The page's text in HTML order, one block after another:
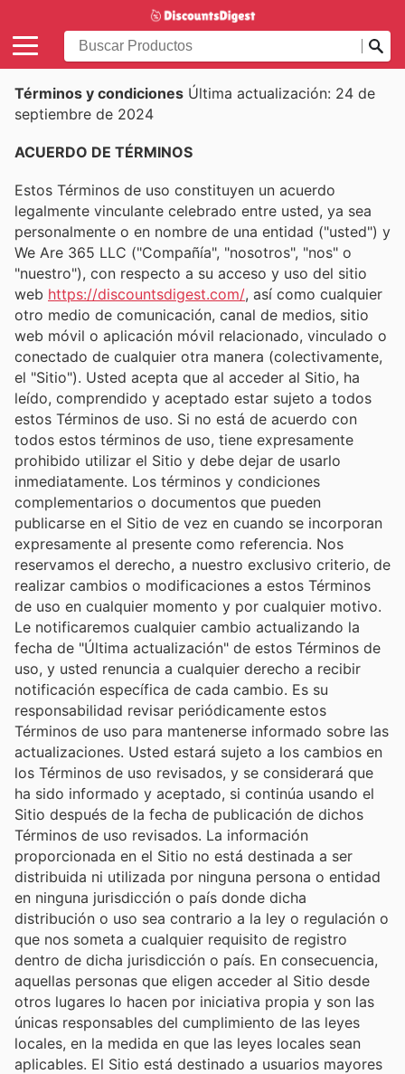
Términos y condiciones Última actualización: 24 de
septiembre de 2024
ACUERDO DE TÉRMINOS
Estos Términos de uso constituyen un acuerdo
legalmente vinculante celebrado entre usted, ya sea
personalmente o en nombre de una entidad ("usted") y
We Are 365 LLC ("Compañía", "nosotros", "nos" o
"nuestro"), con respecto a su acceso y uso del sitio
web https://discountsdigest.com/, así como cualquier
otro medio de comunicación, canal de medios, sitio
web móvil o aplicación móvil relacionado, vinculado o
conectado de cualquier otra manera (colectivamente,
el "Sitio"). Usted acepta que al acceder al Sitio, ha
leído, comprendido y aceptado estar sujeto a todos
estos Términos de uso. Si no está de acuerdo con
todos estos términos de uso, tiene expresamente
prohibido utilizar el Sitio y debe dejar de usarlo
inmediatamente. Los términos y condiciones
complementarios o documentos que pueden
publicarse en el Sitio de vez en cuando se incorporan
expresamente al presente como referencia. Nos
reservamos el derecho, a nuestro exclusivo criterio, de
realizar cambios o modificaciones a estos Términos
de uso en cualquier momento y por cualquier motivo.
Le notificaremos cualquier cambio actualizando la
fecha de "Última actualización" de estos Términos de
uso, y usted renuncia a cualquier derecho a recibir
notificación específica de cada cambio. Es su
responsabilidad revisar periódicamente estos
Términos de uso para mantenerse informado sobre las
actualizaciones. Usted estará sujeto a los cambios en
los Términos de uso revisados, y se considerará que
ha sido informado y aceptado, si continúa usando el
Sitio después de la fecha de publicación de dichos
Términos de uso revisados. La información
proporcionada en el Sitio no está destinada a ser
distribuida ni utilizada por ninguna persona o entidad
en ninguna jurisdicción o país donde dicha
distribución o uso sea contrario a la ley o regulación o
que nos someta a cualquier requisito de registro
dentro de dicha jurisdicción o país. En consecuencia,
aquellas personas que eligen acceder al Sitio desde
otros lugares lo hacen por iniciativa propia y son las
únicas responsables del cumplimiento de las leyes
locales, en la medida en que las leyes locales sean
aplicables. El Sitio está destinado a usuarios mayores